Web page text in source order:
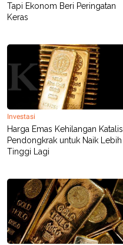
Tapi Ekonom Beri Peringatan
Keras
Investasi
Harga Emas Kehilangan Katalis
Pendongkrak untuk Naik Lebih
Tinggi Lagi